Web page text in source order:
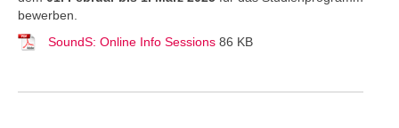
bewerben.
SoundS: Online Info Sessions 86 KB